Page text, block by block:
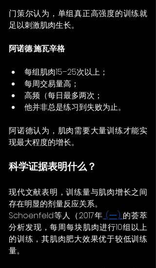
门策尔认为，单组真正高强度的训练就
足以刺激肌肉生长。
阿诺德·施瓦辛格
每组肌肉15–25次以上；
每周交易量高；
高频（每日最多两次；
他并非总是练习到失败为止。
阿诺德认为，肌肉需要大量训练才能实
现最大程度的增长。
科学证据表明什么？
现代文献表明，训练量与肌肉增长之间
存在明显的剂量反应关系。
Schoenfeld等人（2017年 (一) 的荟萃
分析发现，每周每块肌肉进行10组以上
的训练，其肌肉肥大效果优于较低训练
量。